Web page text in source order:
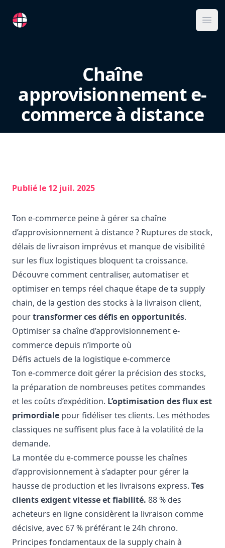
RemoteFR
Chaîne
approvisionnement e-
commerce à distance
Publié le 12 juil. 2025
Ton e-commerce peine à gérer sa chaîne
d’approvisionnement à distance ? Ruptures de stock,
délais de livraison imprévus et manque de visibilité
sur les flux logistiques bloquent ta croissance.
Découvre comment centraliser, automatiser et
optimiser en temps réel chaque étape de ta supply
chain, de la gestion des stocks à la livraison client,
pourtransformer ces défis en opportunités.
Optimiser sa chaîne d’approvisionnement e-
commerce depuis n’importe où
Défis actuels de la logistique e-commerce
Ton e-commerce doit gérer la précision des stocks,
la préparation de nombreuses petites commandes
et les coûts d’expédition. L’optimisation des flux est
primordiale pour fidéliser tes clients. Les méthodes
classiques ne suffisent plus face à la volatilité de la
demande.
La montée du e-commerce pousse les chaînes
d’approvisionnement à s’adapter pour gérer la
hausse de production et les livraisons express. Tes
clients exigent vitesse et fiabilité. 88 % des
acheteurs en ligne considèrent la livraison comme
décisive, avec 67 % préférant le 24h chrono.
Principes fondamentaux de la supply chain à